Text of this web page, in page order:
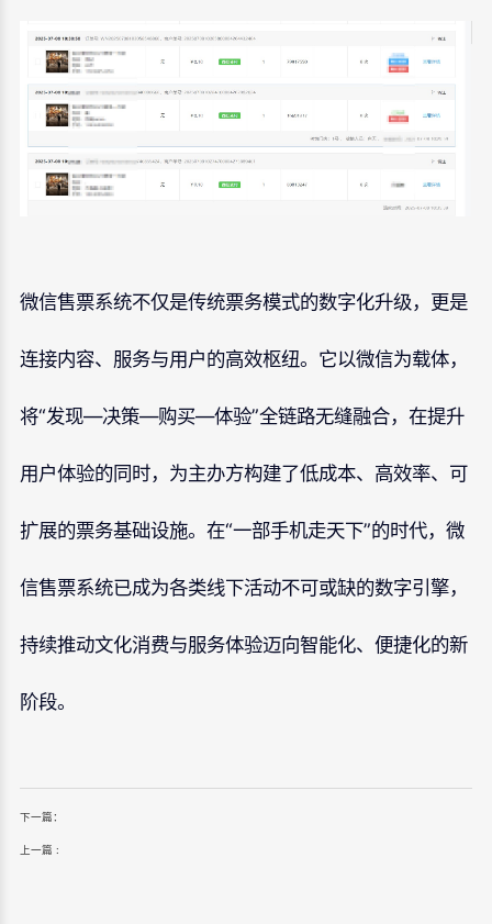
微信售票系统不仅是传统票务模式的数字化升级，更是
连接内容、服务与用户的高效枢纽。它以微信为载体，
将“发现—决策—购买—体验”全链路无缝融合，在提升
用户体验的同时，为主办方构建了低成本、高效率、可
扩展的票务基础设施。在“一部手机走天下”的时代，微
信售票系统已成为各类线下活动不可或缺的数字引擎，
持续推动文化消费与服务体验迈向智能化、便捷化的新
阶段。
下一篇：
上一篇 :